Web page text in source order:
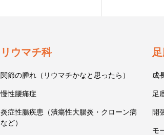
リウマチ科
関節の腫れ（リウマチかなと思ったら）
慢性腰痛症
炎症性腸疾患（潰瘍性大腸炎・クローン病
など）
成
足
開
モ